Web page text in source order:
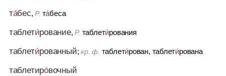
та́бес,Р. та́беса
таблети́рование,Р. таблети́рования
таблети́рованный;кр. ф. таблети́рован, таблети́рована
таблетиро́вочный